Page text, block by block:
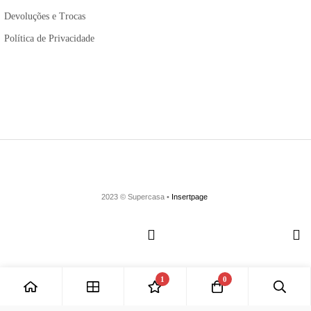
Devoluções e Trocas
Política de Privacidade
2023 © Supercasa • Insertpage
1 0